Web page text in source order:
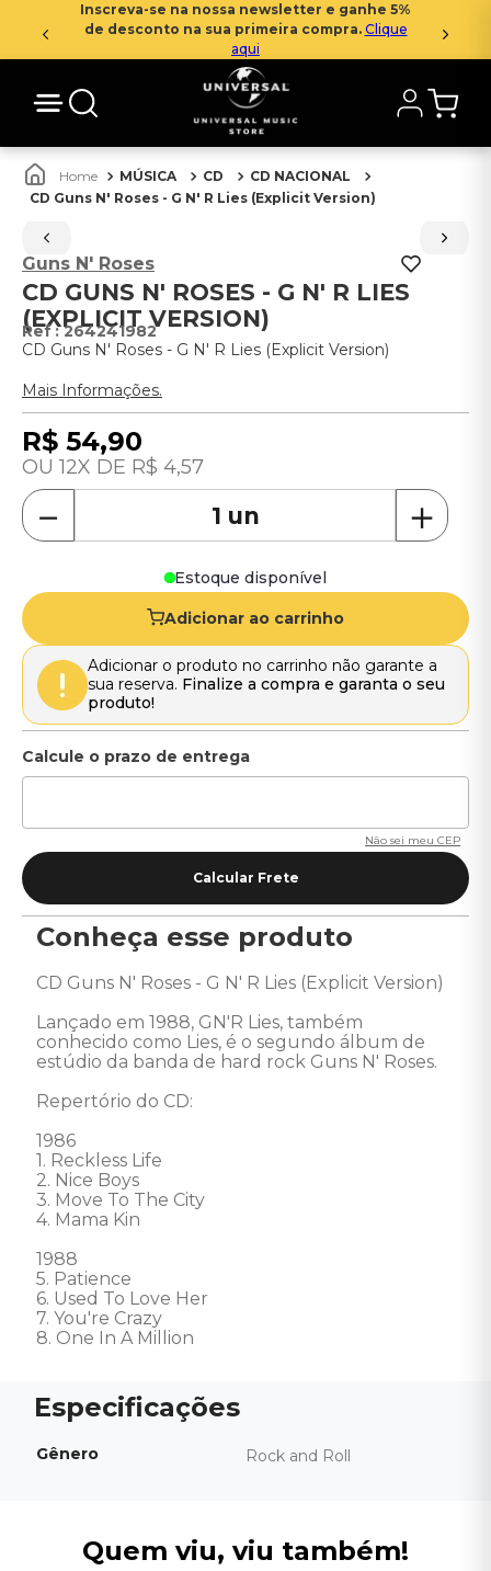
Inscreva-se na nossa newsletter e ganhe 5%
de desconto na sua primeira compra. Clique
aqui
MÚSICA CD
CD NACIONAL
CD Guns N' Roses - G N' R Lies (Explicit Version)
Guns N' Roses
CD GUNS N' ROSES - G N' R LIES
(EXPLICIT VERSION)
:264241982
CD Guns N' Roses - G N' R Lies (Explicit Version)
Mais Informações.
R$ 54,90
12 R$ 4,57
＋
－
Estoque disponível
Adicionar ao carrinho
Adicionar o produto no carrinho não garante a
sua reserva. Finalize a compra e garanta o seu
produto!
Não sei meu CEP
Conheça esse produto
CD Guns N' Roses - G N' R Lies (Explicit Version)
Lançado em 1988, GN'R Lies, também
conhecido como Lies, é o segundo álbum de
estúdio da banda de hard rock Guns N' Roses.
Repertório do CD:
1986
1. Reckless Life
2. Nice Boys
3. Move To The City
4. Mama Kin
1988
5. Patience
6. Used To Love Her
7. You're Crazy
8. One In A Million
Gênero Rock and Roll
Quem viu, viu também!